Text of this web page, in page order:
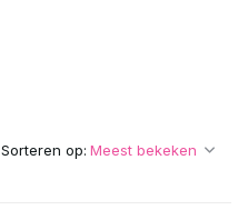
Sorteren op: